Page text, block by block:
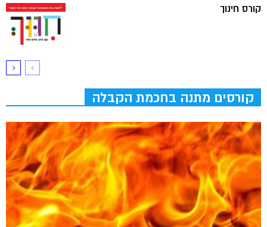
קורס חינוך
קורסים מתנה בחכמת הקבלה